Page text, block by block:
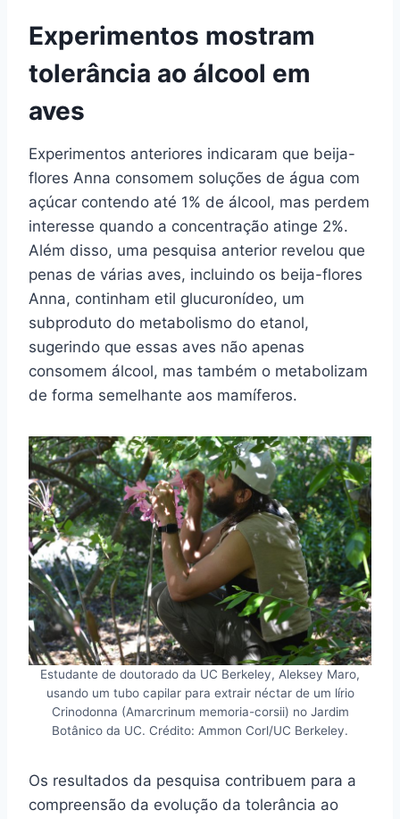
Experimentos mostram
tolerância ao álcool em
aves
Experimentos anteriores indicaram que beija-
flores Anna consomem soluções de água com
açúcar contendo até 1% de álcool, mas perdem
interesse quando a concentração atinge 2%.
Além disso, uma pesquisa anterior revelou que
penas de várias aves, incluindo os beija-flores
Anna, continham etil glucuronídeo, um
subproduto do metabolismo do etanol,
sugerindo que essas aves não apenas
consomem álcool, mas também o metabolizam
de forma semelhante aos mamíferos.
Estudante de doutorado da UC Berkeley, Aleksey Maro,
usando um tubo capilar para extrair néctar de um lírio
Crinodonna (Amarcrinum memoria-corsii) no Jardim
Botânico da UC. Crédito: Ammon Corl/UC Berkeley.
Os resultados da pesquisa contribuem para a
compreensão da evolução da tolerância ao